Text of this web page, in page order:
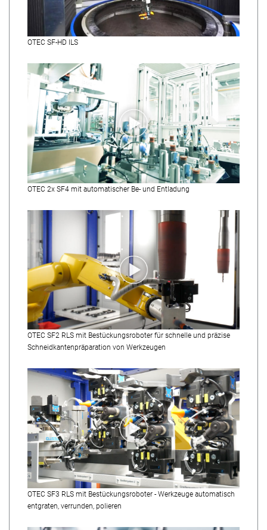
OTEC SF-HD ILS
OTEC 2x SF4 mit automatischer Be- und Entladung
OTEC SF2 RLS mit Bestückungsroboter für schnelle und präzise
Schneidkantenpräparation von Werkzeugen
OTEC SF3 RLS mit Bestückungsroboter - Werkzeuge automatisch
entgraten, verrunden, polieren